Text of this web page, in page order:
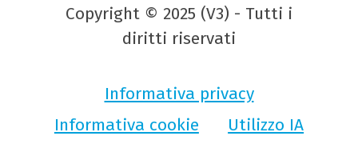
Copyright © 2025 (V3) - Tutti i
diritti riservati
Informativa privacy
Informativa cookie
Utilizzo IA